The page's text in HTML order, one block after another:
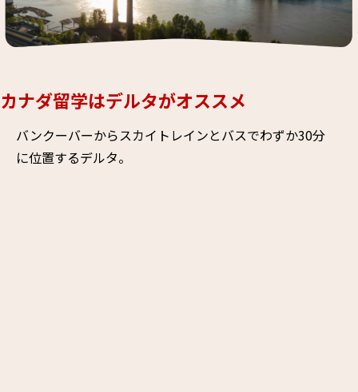
カナダ留学はデルタがオススメ
バンクーバーからスカイトレインとバスでわずか30分
に位置するデルタ。